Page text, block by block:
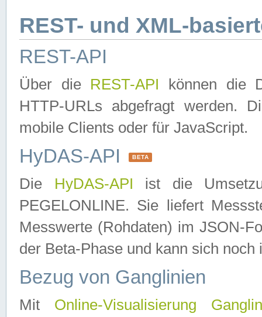
REST- und XML-
REST-API
Über die REST-API können die
HTTP-URLs abgefragt werden.
mobile Clients oder für JavaScript.
HyDAS-API BETA
Die HyDAS-API ist die
PEGELONLINE. Sie liefert
Messwerte (Rohdaten) im JSON-
der Beta-Phase und kann sich noch
Bezug von Ganglinien
Mit Online-Visualisierung